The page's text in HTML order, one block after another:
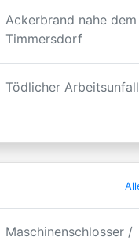
Ackerbrand nahe dem
Timmersdorf
Tödlicher
Maschinenschlosser /